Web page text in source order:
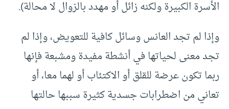
الأسرة الكبيرة ولكنه زائل أو مهدد بالزوال لا محالة).
وإذا لم تجد العانس وسائل كافية للتعويض، وإذا لم
تجد معنى لحياتها في أنشطة مفيدة ومشبعة فإنها
ربما تكون عرضة للقلق أو الاكتئاب أو لهما معا، أو
تعاني من اضطرابات جسدية كثيرة سببها حالتها